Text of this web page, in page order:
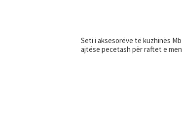
Seti i aksesorëve të kuzhinës Mb
ajtëse pecetash për raftet e men